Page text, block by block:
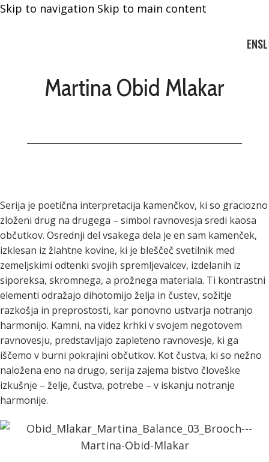
Skip to navigation Skip to main content
ENSL
Martina Obid Mlakar
Serija je poetična interpretacija kamenčkov, ki so graciozno
zloženi drug na drugega – simbol ravnovesja sredi kaosa
občutkov. Osrednji del vsakega dela je en sam kamenček,
izklesan iz žlahtne kovine, ki je bleščeč svetilnik med
zemeljskimi odtenki svojih spremljevalcev, izdelanih iz
siporeksa, skromnega, a prožnega materiala. Ti kontrastni
elementi odražajo dihotomijo želja in čustev, sožitje
razkošja in preprostosti, kar ponovno ustvarja notranjo
harmonijo. Kamni, na videz krhki v svojem negotovem
ravnovesju, predstavljajo zapleteno ravnovesje, ki ga
iščemo v burni pokrajini občutkov. Kot čustva, ki so nežno
naložena eno na drugo, serija zajema bistvo človeške
izkušnje – želje, čustva, potrebe – v iskanju notranje
harmonije.